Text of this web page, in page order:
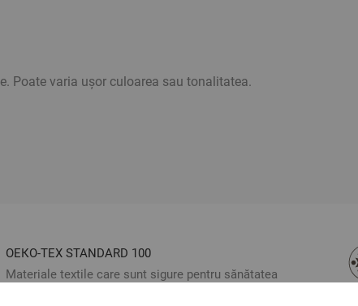
Poate varia ușor culoarea sau tonalitatea.
ОЕКО-ТЕX STANDARD 100
Materiale textile care sunt sigure pentru sănătatea